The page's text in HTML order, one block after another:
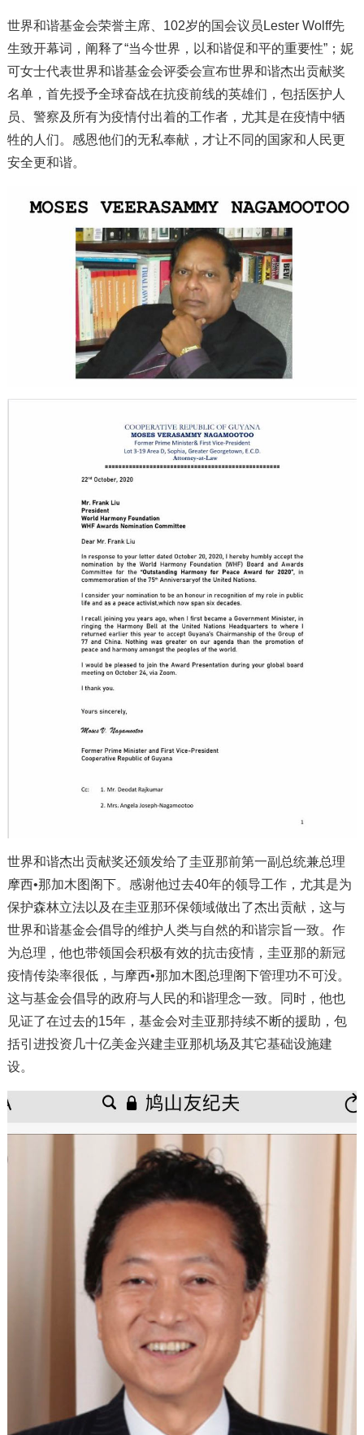
世界和谐基金会荣誉主席、102岁的国会议员Lester Wolff先
生致开幕词，阐释了“当今世界，以和谐促和平的重要性”；妮
可女士代表世界和谐基金会评委会宣布世界和谐杰出贡献奖
名单，首先授予全球奋战在抗疫前线的英雄们，包括医护人
员、警察及所有为疫情付出着的工作者，尤其是在疫情中牺
牲的人们。感恩他们的无私奉献，才让不同的国家和人民更
安全更和谐。
世界和谐杰出贡献奖还颁发给了圭亚那前第一副总统兼总理
摩西•那加木图阁下。感谢他过去40年的领导工作，尤其是为
保护森林立法以及在圭亚那环保领域做出了杰出贡献，这与
世界和谐基金会倡导的维护人类与自然的和谐宗旨一致。作
为总理，他也带领国会积极有效的抗击疫情，圭亚那的新冠
疫情传染率很低，与摩西•那加木图总理阁下管理功不可没。
这与基金会倡导的政府与人民的和谐理念一致。同时，他也
见证了在过去的15年，基金会对圭亚那持续不断的援助，包
括引进投资几十亿美金兴建圭亚那机场及其它基础设施建
设。